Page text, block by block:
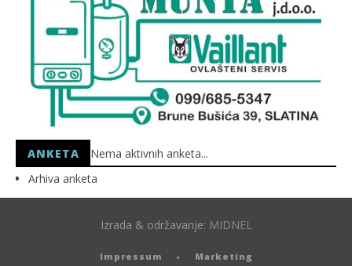
ANKETA
Nema aktivnih anketa...
Arhiva anketa
Izrada & održavanje: MIDNEL
Impressum Marketing